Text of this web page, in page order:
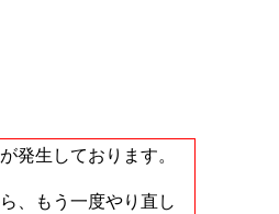
発生しております。
、もう一度やり直し